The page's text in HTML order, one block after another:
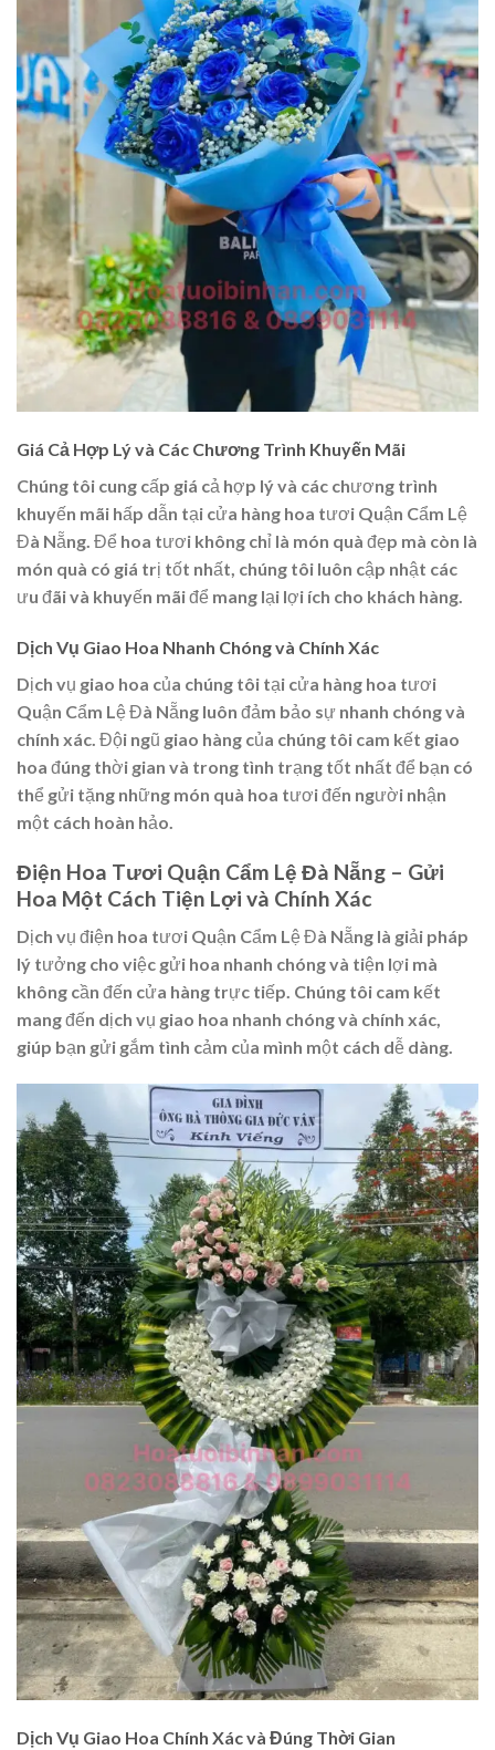
Giá Cả Hợp Lý và Các Chương Trình Khuyến Mãi
Chúng tôi cung cấp giá cả hợp lý và các chương trình
khuyến mãi hấp dẫn tại cửa hàng hoa tươi Quận Cẩm Lệ
Đà Nẵng. Để hoa tươi không chỉ là món quà đẹp mà còn là
món quà có giá trị tốt nhất, chúng tôi luôn cập nhật các
ưu đãi và khuyến mãi để mang lại lợi ích cho khách hàng.
Dịch Vụ Giao Hoa Nhanh Chóng và Chính Xác
Dịch vụ giao hoa của chúng tôi tại cửa hàng hoa tươi
Quận Cẩm Lệ Đà Nẵng luôn đảm bảo sự nhanh chóng và
chính xác. Đội ngũ giao hàng của chúng tôi cam kết giao
hoa đúng thời gian và trong tình trạng tốt nhất để bạn có
thể gửi tặng những món quà hoa tươi đến người nhận
một cách hoàn hảo.
Điện Hoa Tươi Quận Cẩm Lệ Đà Nẵng – Gửi
Hoa Một Cách Tiện Lợi và Chính Xác
Dịch vụ điện hoa tươi Quận Cẩm Lệ Đà Nẵng là giải pháp
lý tưởng cho việc gửi hoa nhanh chóng và tiện lợi mà
không cần đến cửa hàng trực tiếp. Chúng tôi cam kết
mang đến dịch vụ giao hoa nhanh chóng và chính xác,
giúp bạn gửi gắm tình cảm của mình một cách dễ dàng.
Dịch Vụ Giao Hoa Chính Xác và Đúng Thời Gian